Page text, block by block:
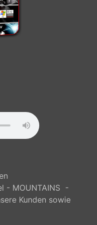
- MOUNTAINS -
Kunden sowie